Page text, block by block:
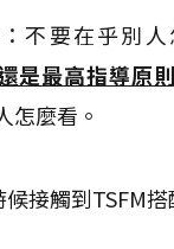
不要在乎別
是最高指導原
怎麼看。
接觸到TSFM搭